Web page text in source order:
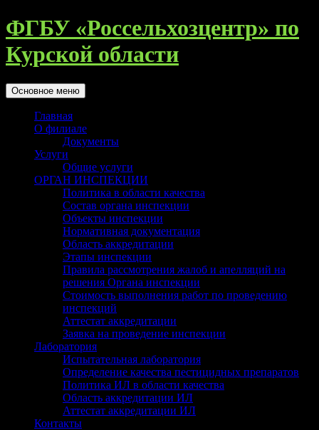
Перейти
к
содержимому
ФГБУ «Россельхозцентр» по
Курской области
Поиск
Основное меню
Главная
О филиале
Документы
Услуги
Общие услуги
ОРГАН ИНСПЕКЦИИ
Политика в области качества
Состав органа инспекции
Объекты инспекции
Нормативная документация
Область аккредитации
Этапы инспекции
Правила рассмотрения жалоб и апелляций на
решения Органа инспекции
Стоимость выполнения работ по проведению
инспекций
Аттестат аккредитации
Заявка на проведение инспекции
Лаборатория
Испытательная лаборатория
Определение качества пестицидных препаратов
Политика ИЛ в области качества
Область аккредитации ИЛ
Аттестат аккредитации ИЛ
Контакты